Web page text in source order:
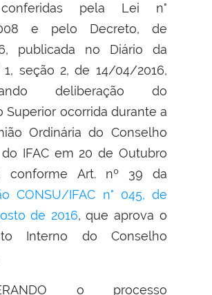
pela Lei n°
e pelo Decreto, de
publicada no Diário da
1, seção 2, de 14/04/2016,
deliberação do
Superior ocorrida durante a
Ordinária do Conselho
IFAC em 20 de Outubro
conforme Art. nº 39 da
CONSU/IFAC n° 045, de
de 2016, que aprova o
Interno do Conselho
o processo